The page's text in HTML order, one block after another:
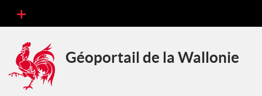
Géoportail de la Wallonie